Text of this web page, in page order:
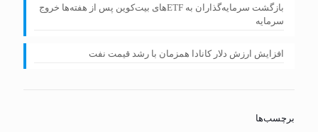
بازگشت سرمایه‌گذاران به ETFهای بیت‌کوین پس از هفته‌ها خروج
سرمایه
افزایش ارزش دلار کانادا همزمان با رشد قیمت نفت
برچسب‌ها